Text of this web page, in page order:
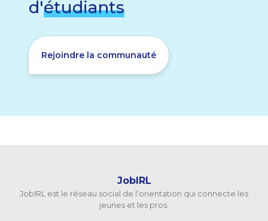
d'étudiants
Rejoindre la communauté
JobIRL
JobIRL est le réseau social de l'orientation qui connecte les
jeunes et les pros.